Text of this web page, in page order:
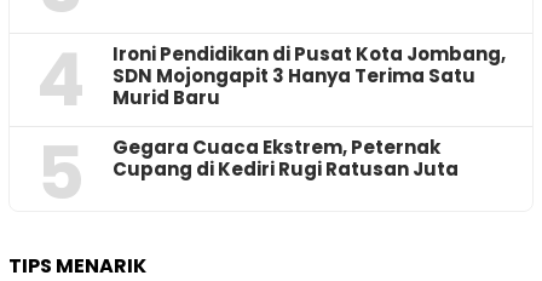
4
Ironi Pendidikan di Pusat Kota Jombang,
SDN Mojongapit 3 Hanya Terima Satu
Murid Baru
5
‎Gegara Cuaca Ekstrem, Peternak
Cupang di Kediri Rugi Ratusan Juta
TIPS MENARIK